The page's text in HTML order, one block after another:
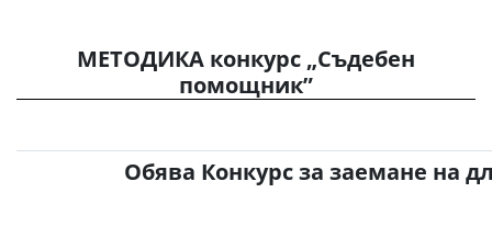
МЕТОДИКА конкурс „Съдебен
помощник”
Обява Конкурс за заемане на